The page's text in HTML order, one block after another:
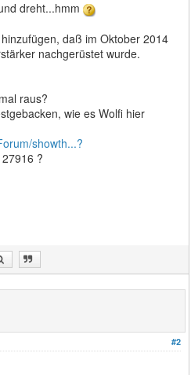
dreht...hmm
daß im Oktober 2014
nachgerüstet wurde.
raus?
wie es Wolfi hier
showth...?
?
#2